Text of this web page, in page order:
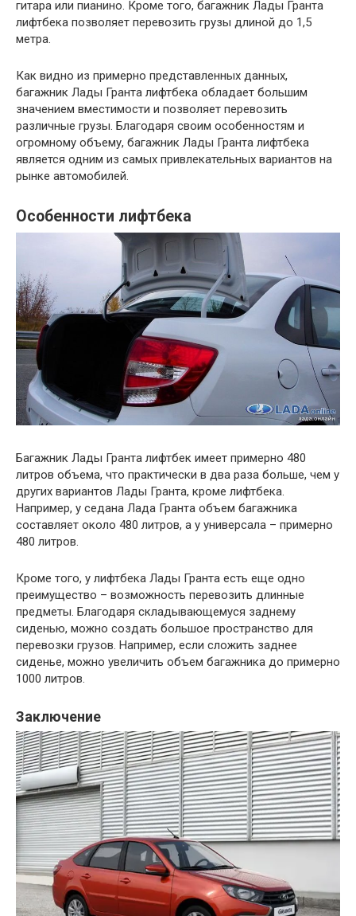
гитара или пианино. Кроме того, багажник Лады Гранта
лифтбека позволяет перевозить грузы длиной до 1,5
метра.
Как видно из примерно представленных данных,
багажник Лады Гранта лифтбека обладает большим
значением вместимости и позволяет перевозить
различные грузы. Благодаря своим особенностям и
огромному объему, багажник Лады Гранта лифтбека
является одним из самых привлекательных вариантов на
рынке автомобилей.
Особенности лифтбека
Багажник Лады Гранта лифтбек имеет примерно 480
литров объема, что практически в два раза больше, чем у
других вариантов Лады Гранта, кроме лифтбека.
Например, у седана Лада Гранта объем багажника
составляет около 480 литров, а у универсала – примерно
480 литров.
Кроме того, у лифтбека Лады Гранта есть еще одно
преимущество – возможность перевозить длинные
предметы. Благодаря складывающемуся заднему
сиденью, можно создать большое пространство для
перевозки грузов. Например, если сложить заднее
сиденье, можно увеличить объем багажника до примерно
1000 литров.
Заключение